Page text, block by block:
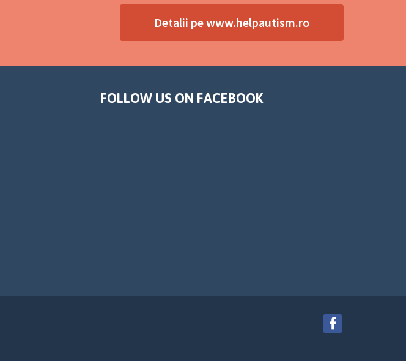
Detalii pe www.helpautism.ro
FOLLOW US ON FACEBOOK